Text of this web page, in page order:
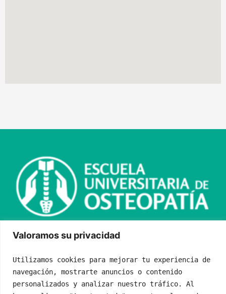
Valoramos su privacidad
Utilizamos cookies para mejorar tu experiencia de
navegación, mostrarte anuncios o contenido
personalizados y analizar nuestro tráfico. Al